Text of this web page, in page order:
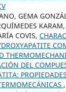
GEMA
COVIS,
DEL
,